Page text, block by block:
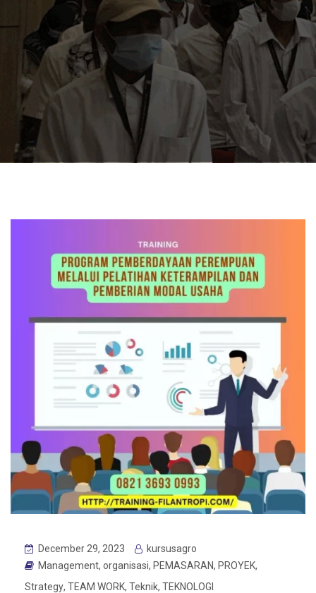
December 29, 2023
kursusagro
Management, organisasi, PEMASARAN, PROYEK,
Strategy, TEAM WORK, Teknik, TEKNOLOGI